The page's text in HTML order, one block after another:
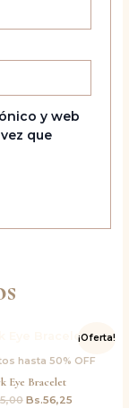
y web
que
¡Oferta!
hasta 50% OFF
Eye Bracelet
original
Bs.75,00.
Bs.56,25
precio
actual